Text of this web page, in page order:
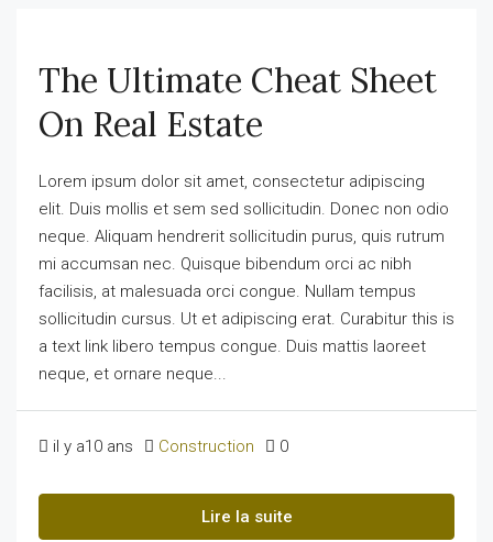
The Ultimate Cheat Sheet
On Real Estate
Lorem ipsum dolor sit amet, consectetur adipiscing
elit. Duis mollis et sem sed sollicitudin. Donec non odio
neque. Aliquam hendrerit sollicitudin purus, quis rutrum
mi accumsan nec. Quisque bibendum orci ac nibh
facilisis, at malesuada orci congue. Nullam tempus
sollicitudin cursus. Ut et adipiscing erat. Curabitur this is
a text link libero tempus congue. Duis mattis laoreet
neque, et ornare neque...
il y a10 ans Construction 0
Lire la suite